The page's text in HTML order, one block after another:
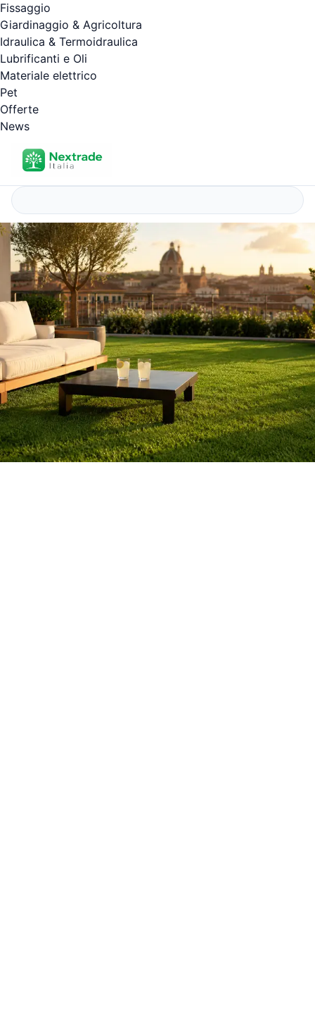
Fissaggio
Giardinaggio & Agricoltura
Idraulica & Termoidraulica
Lubrificanti e Oli
Materiale elettrico
Pet
Offerte
News